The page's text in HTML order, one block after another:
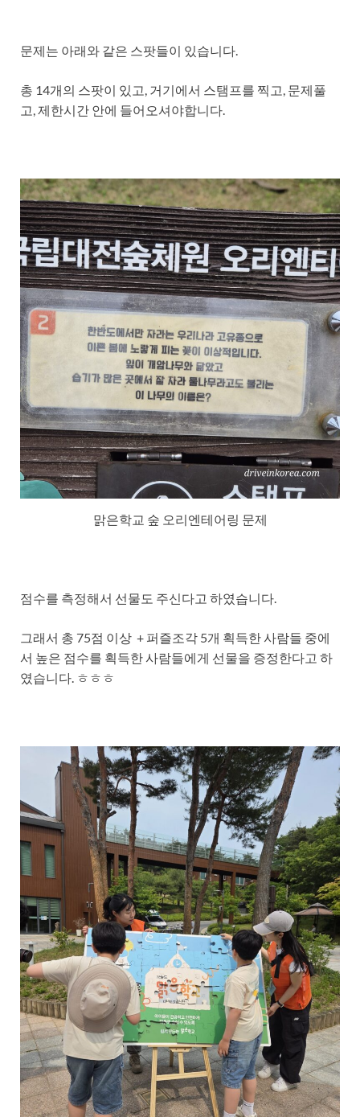
문제는 아래와 같은 스팟들이 있습니다.
총 14개의 스팟이 있고, 거기에서 스탬프를 찍고, 문제풀
고, 제한시간 안에 들어오셔야합니다.
맑은학교 숲 오리엔테어링 문제
점수를 측정해서 선물도 주신다고 하였습니다.
그래서 총 75점 이상 + 퍼즐조각 5개 획득한 사람들 중에
서 높은 점수를 획득한 사람들에게 선물을 증정한다고 하
였습니다. ㅎㅎㅎ